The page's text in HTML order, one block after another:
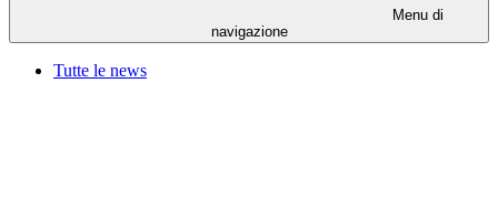
Menu di
navigazione
Tutte le news